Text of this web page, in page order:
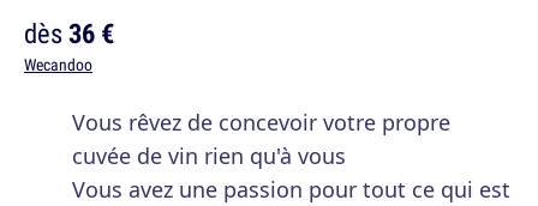
dès36 €
Wecandoo
Vous rêvez de concevoir votre propre
cuvée de vin rien qu'à vous
Vous avez une passion pour tout ce qui est